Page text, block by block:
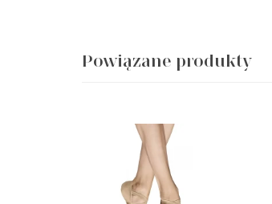
Powiązane produkty